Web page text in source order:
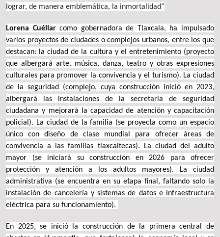
lograr, de manera emblemática, la inmortalidad”
Lorena Cuéllarcomo gobernadora de Tlaxcala, ha impulsado
varios proyectos de ciudades o complejos urbanos, entre los que
destacan: la ciudad de la cultura y el entretenimiento (proyecto
que albergará arte, música, danza, teatro y otras expresiones
culturales para promover la convivencia y el turismo). La ciudad
de la seguridad (complejo, cuya construcción inició en 2023,
albergará las instalaciones de la secretaría de seguridad
ciudadana y mejorará la capacidad de atención y capacitación
policial). La ciudad de la familia (se proyecta como un espacio
único con diseño de clase mundial para ofrecer áreas de
convivencia a las familias tlaxcaltecas). La ciudad del adulto
mayor
(se iniciará su construcción en 2026 para ofrecer
protección y atención a los adultos mayores). La ciudad
administrativa (se encuentra en su etapa final, faltando solo la
instalación de cancelería y sistemas de datos e infraestructura
eléctrica para su funcionamiento).
En 2025, se inició la construcción de la primera central de